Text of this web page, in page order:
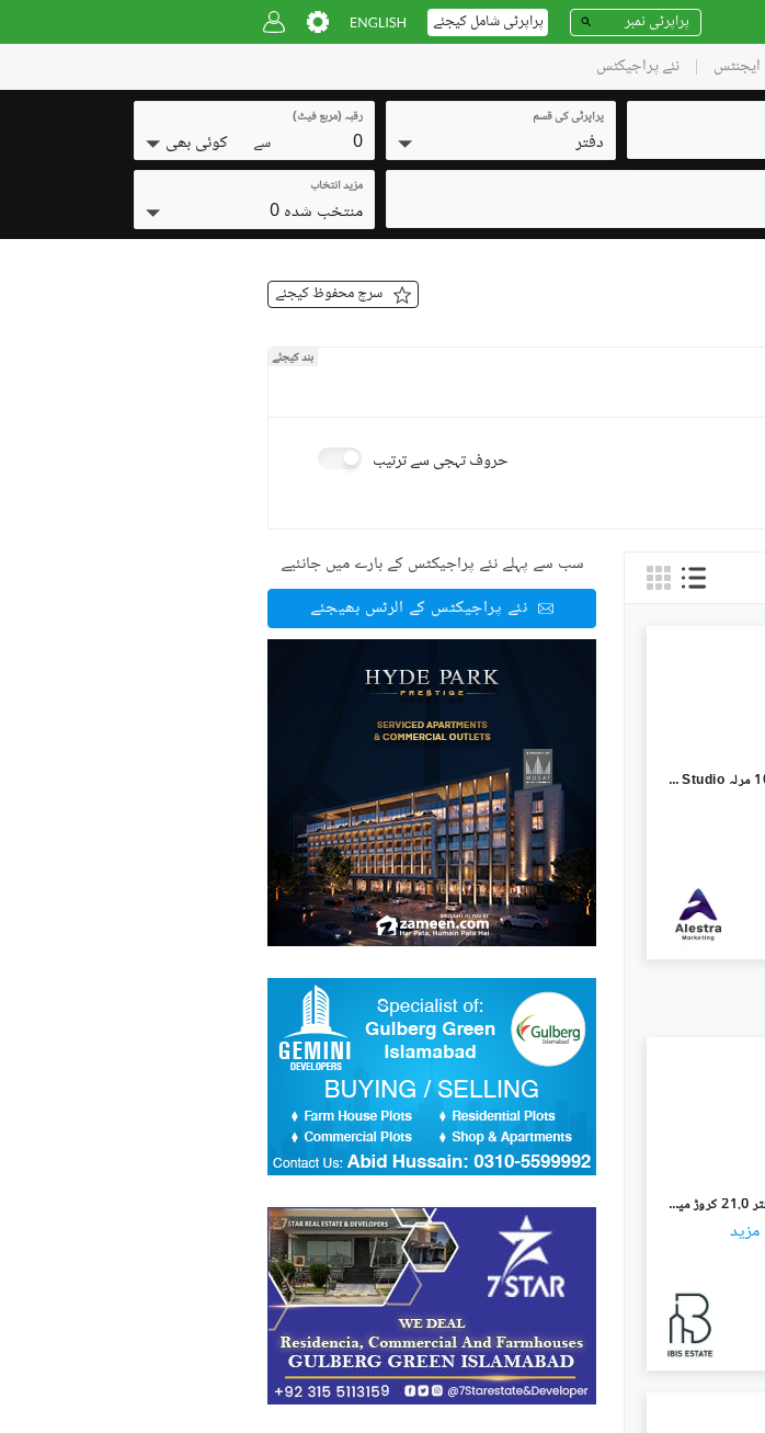
پراپرٹی شامل کیجئے
ایجنٹس نئے پراجیکٹس
پراپرٹی کی قسم
دفتر
رقبہ (مربع فیٹ)
0 سے کوئی بھی
مزید انتخاب
منتخب شدہ 0
سرچ محفوظ کیجئے
بند کیجئے
حروف تہجی سے ترتیب
مارول آرکیڈ گلبرگ سوک سینٹر,گلبرگ,اسلام آباد میں 10 مرلہ Studio دفتر 7.5 کروڑ میں برائے فروخت۔
گلبرگ گرینز گلبرگ,اسلام آباد میں 19 مرلہ Studio دفتر 21.0 کروڑ میں برائے فروخت۔
مزید
سب سے پہلے نئے پراجیکٹس کے بارے میں جانئیے
نئے پراجیکٹس کے الرٹس بھیجئے